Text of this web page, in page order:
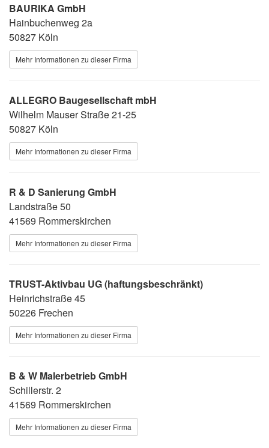
BAURIKA GmbH
Hainbuchenweg 2a
50827 Köln
Mehr Informationen zu dieser Firma
ALLEGRO Baugesellschaft mbH
Wilhelm Mauser Straße 21-25
50827 Köln
Mehr Informationen zu dieser Firma
R & D Sanierung GmbH
Landstraße 50
41569 Rommerskirchen
Mehr Informationen zu dieser Firma
TRUST-Aktivbau UG (haftungsbeschränkt)
Heinrichstraße 45
50226 Frechen
Mehr Informationen zu dieser Firma
B & W Malerbetrieb GmbH
Schillerstr. 2
41569 Rommerskirchen
Mehr Informationen zu dieser Firma